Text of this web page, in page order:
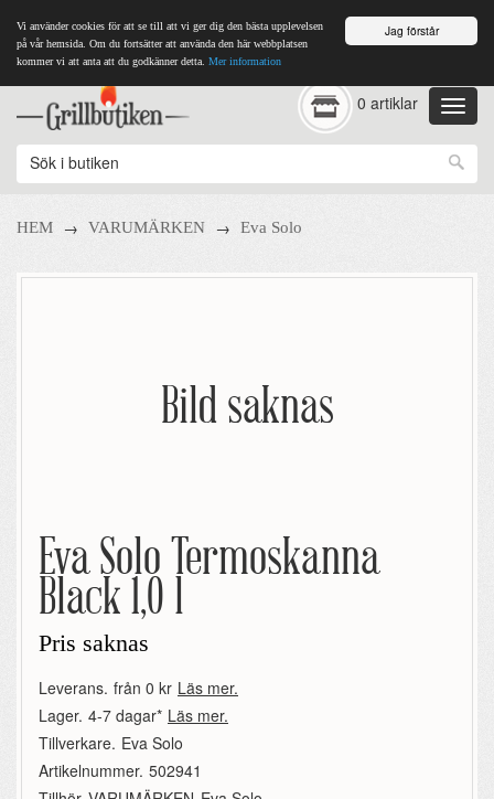
Jag förstår
Vi använder cookies för att se till att vi ger dig den bästa upplevelsen
på vår hemsida. Om du fortsätter att använda den här webbplatsen
kommer vi att anta att du godkänner detta. Mer information
0 artiklar
HEM → VARUMÄRKEN → Eva Solo
Bild saknas
Eva Solo Termoskanna
Black 1,0 l
Pris saknas
Leverans. från 0 kr Läs mer.
Lager. 4-7 dagar* Läs mer.
Tillverkare. Eva Solo
Artikelnummer. 502941